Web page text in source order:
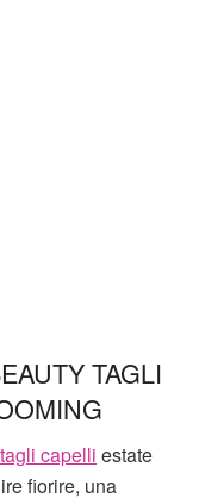
TAGLI
tagli capelli estate
fiorire, una